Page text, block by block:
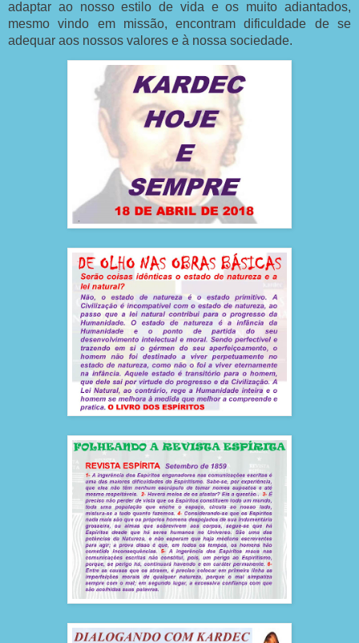
adaptar ao nosso estilo de vida e os muito adiantados,
mesmo vindo em missão, encontram dificuldade de se
adequar aos nossos valores e à nossa sociedade.